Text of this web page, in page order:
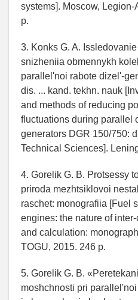
systems]. Moscow,
p.
3. Konks G. A.
snizheniia obmennykh
parallel'noi rabote dizel'-
dis. ... kand. tekhn. nauk
and methods of reducing
fluctuations during parallel
generators DGR 150/750:
Technical Sciences].
4. Gorelik G. B. Protsessy
priroda mezhtsiklovoi
raschet: monografiia [Fuel
engines: the nature of
and calculation:
TOGU, 2015. 246 p.
5. Gorelik G. B.
moshchnosti pri